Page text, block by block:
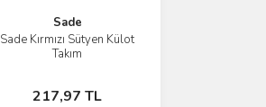
Sade
Sade Kırmızı Sütyen Külot
Takım
217,97 TL
İncele
Sepete Ekle